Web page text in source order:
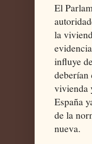
El
la
influye
deberían
vivienda
España
de la
nueva.